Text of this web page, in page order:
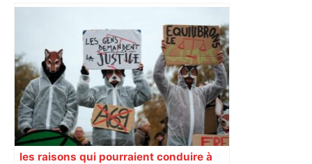
les raisons qui pourraient conduire à